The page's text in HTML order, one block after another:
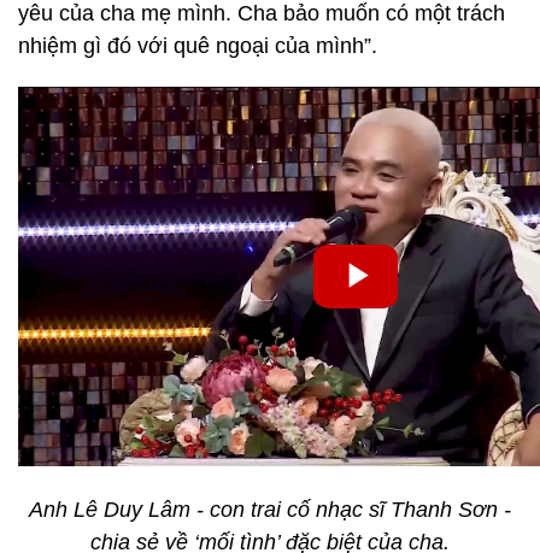
yêu của cha mẹ mình. Cha bảo muốn có một trách
nhiệm gì đó với quê ngoại của mình”.
Anh Lê Duy Lâm - con trai cố nhạc sĩ Thanh Sơn -
chia sẻ về ‘mối tình’ đặc biệt của cha.